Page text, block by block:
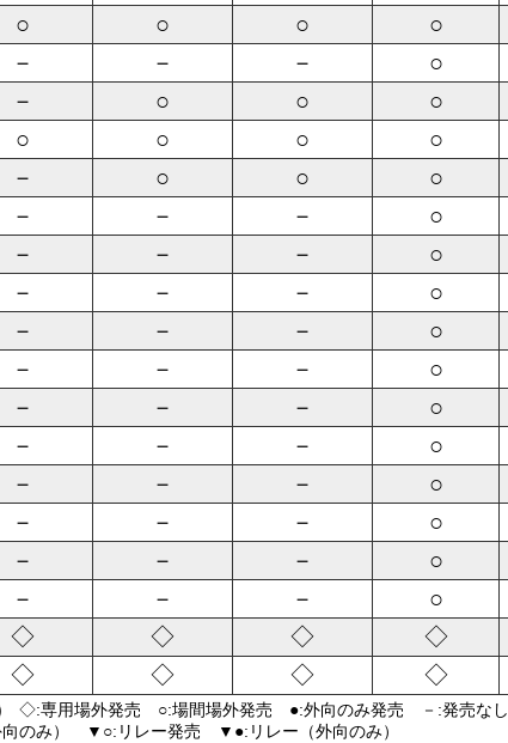
○ ○ ○ ○
－ － － ○
－ ○ ○ ○
○ ○ ○ ○
－ ○ ○ ○
－ － － ○
－ － － ○
－ － － ○
－ － － ○
－ － － ○
－ － － ○
－ － － ○
－ － － ○
－ － － ○
－ － － ○
－ － － ○
◇ ◇ ◇ ◇
◇ ◇ ◇ ◇
) ◇:専用場外発売 ○:場間場外発売 ●:外向のみ発売 －:発売なし
向のみ） ▼○:リレー発売 ▼●:リレー（外向のみ）